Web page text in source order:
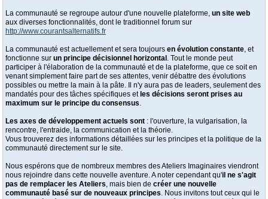
La communauté se regroupe autour d'une nouvelle plateforme, un site web
aux diverses fonctionnalités, dont le traditionnel forum sur
http://www.courantsalternatifs.fr
La communauté est actuellement et sera toujours en évolution constante, et
fonctionne sur un principe décisionnel horizontal . Tout le monde peut
participer à l'élaboration de la communauté et de la plateforme, que ce soit en
venant simplement faire part de ses attentes, venir débattre des évolutions
possibles ou mettre la main à la pâte. Il n'y aura pas de leaders, seulement des
mandatés pour des tâches spécifiques et les décisions seront prises au
maximum sur le principe du consensus.
Les axes de développement actuels sont : l'ouverture, la vulgarisation, la
rencontre, l'entraide, la communication et la théorie.
Vous trouverez des informations détaillées sur les principes et la politique de la
communauté directement sur le site.
Nous espérons que de nombreux membres des Ateliers Imaginaires viendront
nous rejoindre dans cette nouvelle aventure. A noter cependant qu'il ne s'agit
pas de remplacer les Ateliers, mais bien de créer une nouvelle
communauté basé sur de nouveaux principes. Nous invitons tout ceux qui le